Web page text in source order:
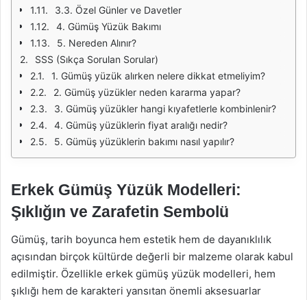
3.3. Özel Günler ve Davetler
4. Gümüş Yüzük Bakımı
5. Nereden Alınır?
SSS (Sıkça Sorulan Sorular)
1. Gümüş yüzük alırken nelere dikkat etmeliyim?
2. Gümüş yüzükler neden kararma yapar?
3. Gümüş yüzükler hangi kıyafetlerle kombinlenir?
4. Gümüş yüzüklerin fiyat aralığı nedir?
5. Gümüş yüzüklerin bakımı nasıl yapılır?
Erkek Gümüş Yüzük Modelleri:
Şıklığın ve Zarafetin Sembolü
Gümüş, tarih boyunca hem estetik hem de dayanıklılık
açısından birçok kültürde değerli bir malzeme olarak kabul
edilmiştir. Özellikle erkek gümüş yüzük modelleri, hem
şıklığı hem de karakteri yansıtan önemli aksesuarlar